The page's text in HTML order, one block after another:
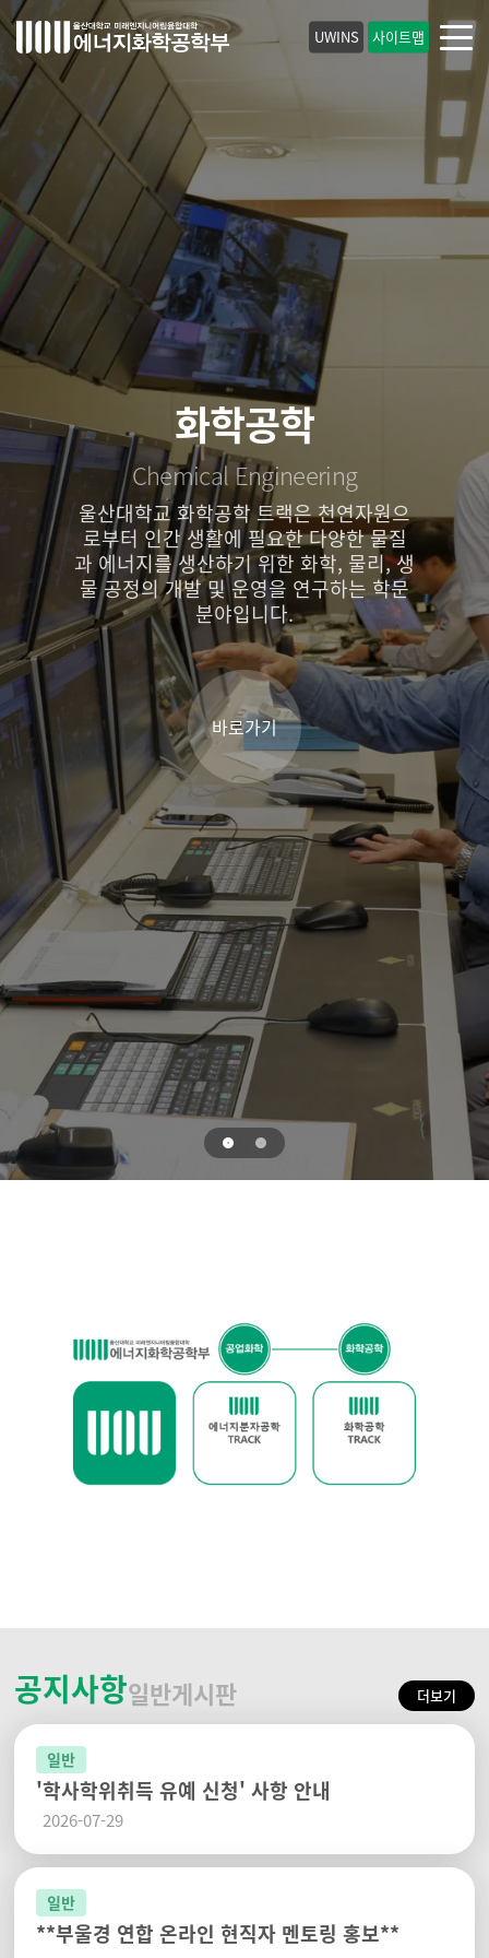
UWINS 사이트맵
에너지분자공학
Molecular Energy Engineering
본 트랙은 지역 산업체와의 긴밀한 산학
협력을 통해 현장 중심의 교육과 연구 프
로그램을 운 영하며, 미래 유망 에너지 신
산업 분야에서 글로벌 경쟁력을 갖춘 인
재를 양성하는 것을 목표 로 하고 있습니
다.
바로가기
공지사항일반게시판
'학사학위취득 유예 신청' 사항 안내
2026-07-29
**부울경 연합 온라인 현직자 멘토링 홍보**